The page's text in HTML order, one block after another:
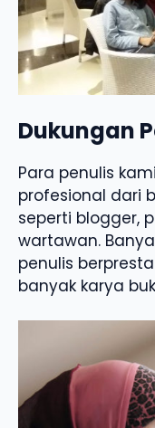
Dukungan
Para penulis
profesional dari
seperti blogger,
wartawan.
penulis
banyak karya